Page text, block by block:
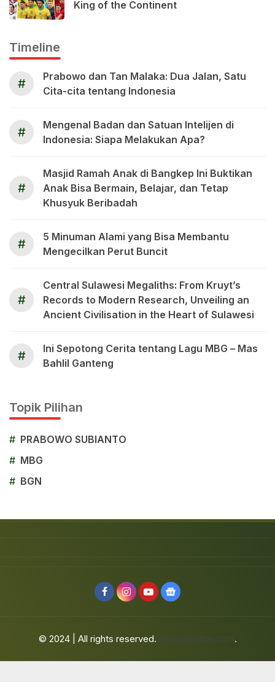
King of the Continent
Timeline
#
Prabowo dan Tan Malaka: Dua Jalan, Satu
Cita-cita tentang Indonesia
#
Mengenal Badan dan Satuan Intelijen di
Indonesia: Siapa Melakukan Apa?
#
Masjid Ramah Anak di Bangkep Ini Buktikan
Anak Bisa Bermain, Belajar, dan Tetap
Khusyuk Beribadah
#
5 Minuman Alami yang Bisa Membantu
Mengecilkan Perut Buncit
#
Central Sulawesi Megaliths: From Kruyt’s
Records to Modern Research, Unveiling an
Ancient Civilisation in the Heart of Sulawesi
#
Ini Sepotong Cerita tentang Lagu MBG – Mas
Bahlil Ganteng
Topik Pilihan
# PRABOWO SUBIANTO
# MBG
# BGN
© 2024 | All rights reserved. jafarbuaisme.com.